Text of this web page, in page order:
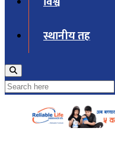
स्थानीय तह